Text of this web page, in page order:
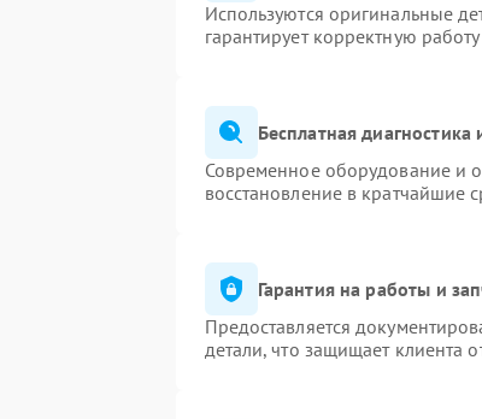
Используются оригинальные
гарантирует корректную
Бесплатная
Современное оборудование и
восстановление в кратчайшие
Гарантия на работы и
Предоставляется
детали, что защищает клиента